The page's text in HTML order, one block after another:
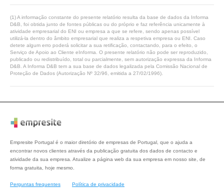
(1) A informação constante do presente relatório resulta da base de dados da Informa
D&B, foi obtida junto de fontes públicas ou do próprio e faz referência unicamente à
atividade empresarial do ENI ou empresa a que se refere, sendo apenas possível
utilizá-la dentro do âmbito empresarial que realiza a respetiva empresa ou ENI. Caso
detete algum erro poderá solicitar a sua retificação, contactando, para o efeito, o
Serviço de Apoio ao Cliente eInforma. O presente relatório não pode ser reproduzido,
publicado ou redistribuído, total ou parcialmente, sem autorização expressa da Informa
D&B. A Informa D&B tem a sua base de dados legalizada pela Comissão Nacional de
Proteção de Dados (Autorização Nº 32/96, emitida a 27/02/1996).
Empresite Portugal é o maior diretório de empresas de Portugal, que o ajuda a
encontrar novos clientes através da publicação gratuita dos dados de contacto e
atividade da sua empresa. Atualize a página web da sua empresa em nosso site, de
forma gratuita, hoje mesmo.
Perguntas frequentes Política de privacidade